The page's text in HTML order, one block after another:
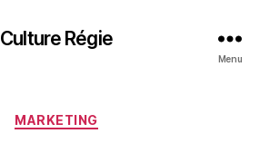
Culture Régie
Menu
Catégories
MARKETING